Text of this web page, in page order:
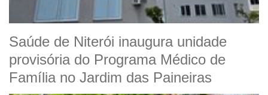
Saúde de Niterói inaugura unidade
provisória do Programa Médico de
Família no Jardim das Paineiras